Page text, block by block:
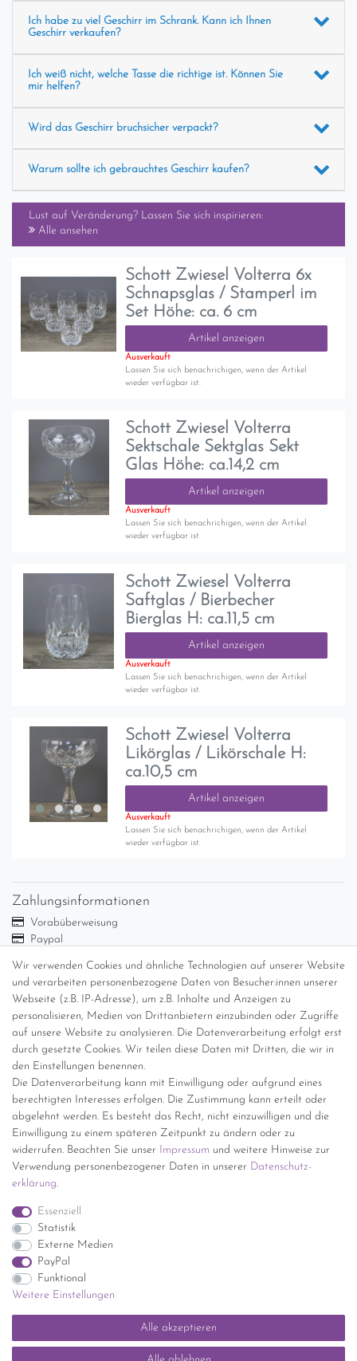
Ich habe zu viel Geschirr im Schrank. Kann ich Ihnen
Geschirr verkaufen?
Ich weiß nicht, welche Tasse die richtige ist. Können Sie
mir helfen?
Wird das Geschirr bruchsicher verpackt?
Warum sollte ich gebrauchtes Geschirr kaufen?
Lust auf Veränderung? Lassen Sie sich inspirieren:
Alle ansehen
Schott Zwiesel Volterra 6x
Schnapsglas / Stamperl im
Set Höhe: ca. 6 cm
Artikel anzeigen
Ausverkauft
Lassen Sie sich benachrichigen, wenn der Artikel
wieder verfügbar ist.
Schott Zwiesel Volterra
Sektschale Sektglas Sekt
Glas Höhe: ca.14,2 cm
Artikel anzeigen
Ausverkauft
Lassen Sie sich benachrichigen, wenn der Artikel
wieder verfügbar ist.
Schott Zwiesel Volterra
Saftglas / Bierbecher
Bierglas H: ca.11,5 cm
Artikel anzeigen
Ausverkauft
Lassen Sie sich benachrichigen, wenn der Artikel
wieder verfügbar ist.
Schott Zwiesel Volterra
Likörglas / Likörschale H:
ca.10,5 cm
Artikel anzeigen
Ausverkauft
Lassen Sie sich benachrichigen, wenn der Artikel
wieder verfügbar ist.
Wir verwenden Cookies und ähnliche Technologien auf unserer Website
und verarbeiten personenbezogene Daten von Besucher:innen unserer
Webseite (z.B. IP-Adresse), um z.B. Inhalte und Anzeigen zu
personalisieren, Medien von Drittanbietern einzubinden oder Zugriffe
auf unsere Website zu analysieren. Die Datenverarbeitung erfolgt erst
durch gesetzte Cookies. Wir teilen diese Daten mit Dritten, die wir in
den Einstellungen benennen.
Die Datenverarbeitung kann mit Einwilligung oder aufgrund eines
berechtigten Interesses erfolgen. Die Zustimmung kann erteilt oder
abgelehnt werden. Es besteht das Recht, nicht einzuwilligen und die
Einwilligung zu einem späteren Zeitpunkt zu ändern oder zu
widerrufen. Beachten Sie unser Impressum und weitere Hinweise zur
Verwendung personenbezogener Daten in unserer Daten­schutz­
erklärung.
Essenziell
Statistik
Externe Medien
PayPal
Funktional
Weitere Einstellungen
Alle akzeptieren
Zahlungsinformationen
Vorabüberweisung
Paypal
Versandinformationen
Versand per GLS (6,90 Euro) oder DHL (8,49 Euro ) inkl. MwSt.
(innerhalb Deutschlands)
kostenfreie Lieferung ab 150 Euro Warenwert (innerhalb
Deutschlands)
Übersicht Internationale Versandkosten
Wir kaufen an
Sie haben zuviel Porzellan im Schrank? Gerne kaufen wir dieses an.
Einfach unverbindliches Angebot anfordern.
*Endpreis inkl. MwSt. (Dieser Artikel unterliegt gem. § 25a
UStG der Differenzbesteuerung, ein Ausweis der
Mehrwertsteuer auf der Rechnung erfolgt nicht.)
Impressum Daten­schutz­erklärung
Vertrag widerrufen Kontakt